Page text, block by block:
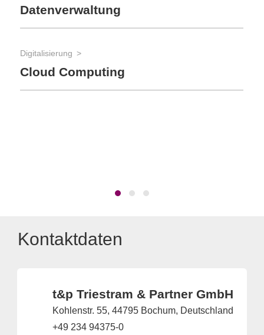
Datenverwaltung
Digitalisierung
Cloud Computing
Kontaktdaten
t&p Triestram & Partner GmbH
Kohlenstr. 55, 44795 Bochum, Deutschland
+49 234 94375-0